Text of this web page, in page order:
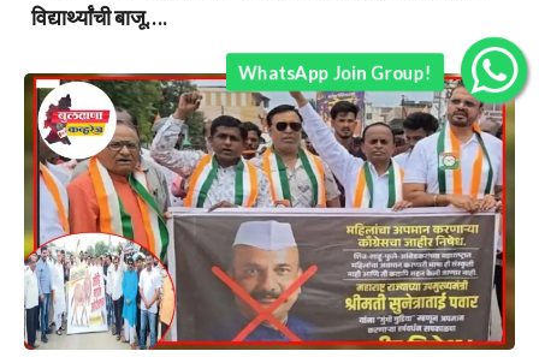
विद्यार्थ्यांची बाजू….
WhatsApp Join Group!